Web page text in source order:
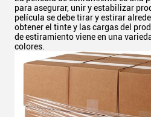
para asegurar, unir y estabilizar
película se debe tirar y estirar
obtener el tinte y las cargas del
de estiramiento viene en una
colores.